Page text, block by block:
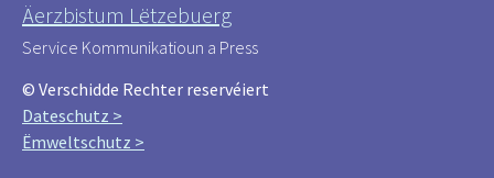
Äerzbistum Lëtzebuerg
Service Kommunikatioun a Press
© Verschidde Rechter reservéiert
Dateschutz >
Ëmweltschutz >